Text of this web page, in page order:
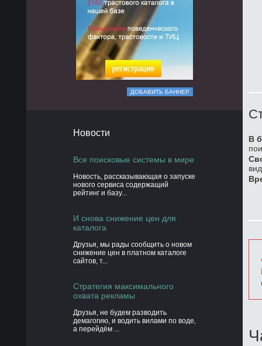
ДОБАВИТЬ БАННЕР
Новости
Все поисковые системы в мире
Новость, рассказывающая о запуске
нового сервиса содержащий
рейтинг и базу...
И снова снижение цен для
каталога
Друзья, мы рады сообщить о новом
снижение цен в платном каталоге
сайтов, т...
Стратегия максимального
охвата рекламы
Друзья, не будем разводить
демагогию, и водить вилами по воде,
а перейдём ...
В